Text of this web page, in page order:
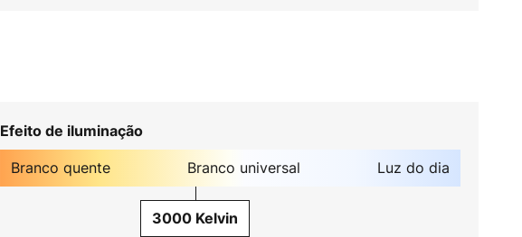
Efeito de iluminação
Branco quente Branco universal Luz do dia
3000 Kelvin